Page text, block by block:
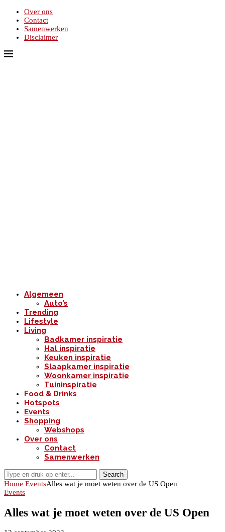
Over ons
Contact
Samenwerken
Disclaimer
Algemeen
Auto’s
Trending
Lifestyle
Living
Badkamer inspiratie
Hal inspiratie
Keuken inspiratie
Slaapkamer inspiratie
Woonkamer inspiratie
Tuininspiratie
Food & Drinks
Hotspots
Events
Shopping
Webshops
Over ons
Contact
Samenwerken
Search
Home EventsAlles wat je moet weten over de US Open
Events
Alles wat je moet weten over de US Open